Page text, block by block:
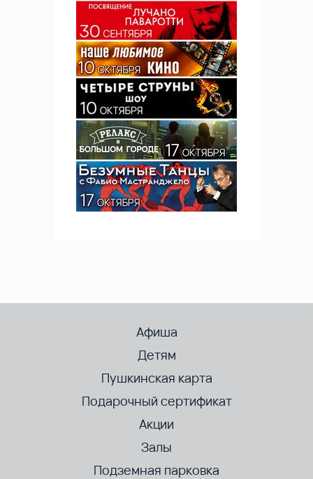
Афиша
Детям
Пушкинская карта
Подарочный сертификат
Акции
Залы
Подземная парковка